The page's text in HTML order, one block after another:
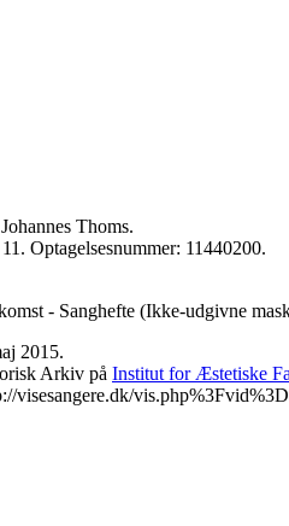
Thoms.
Optagelsesnummer: 11440200.
- Sanghefte (Ikke-udgivne
2015.
Arkiv på Institut for Æstetiske
visesangere.dk/